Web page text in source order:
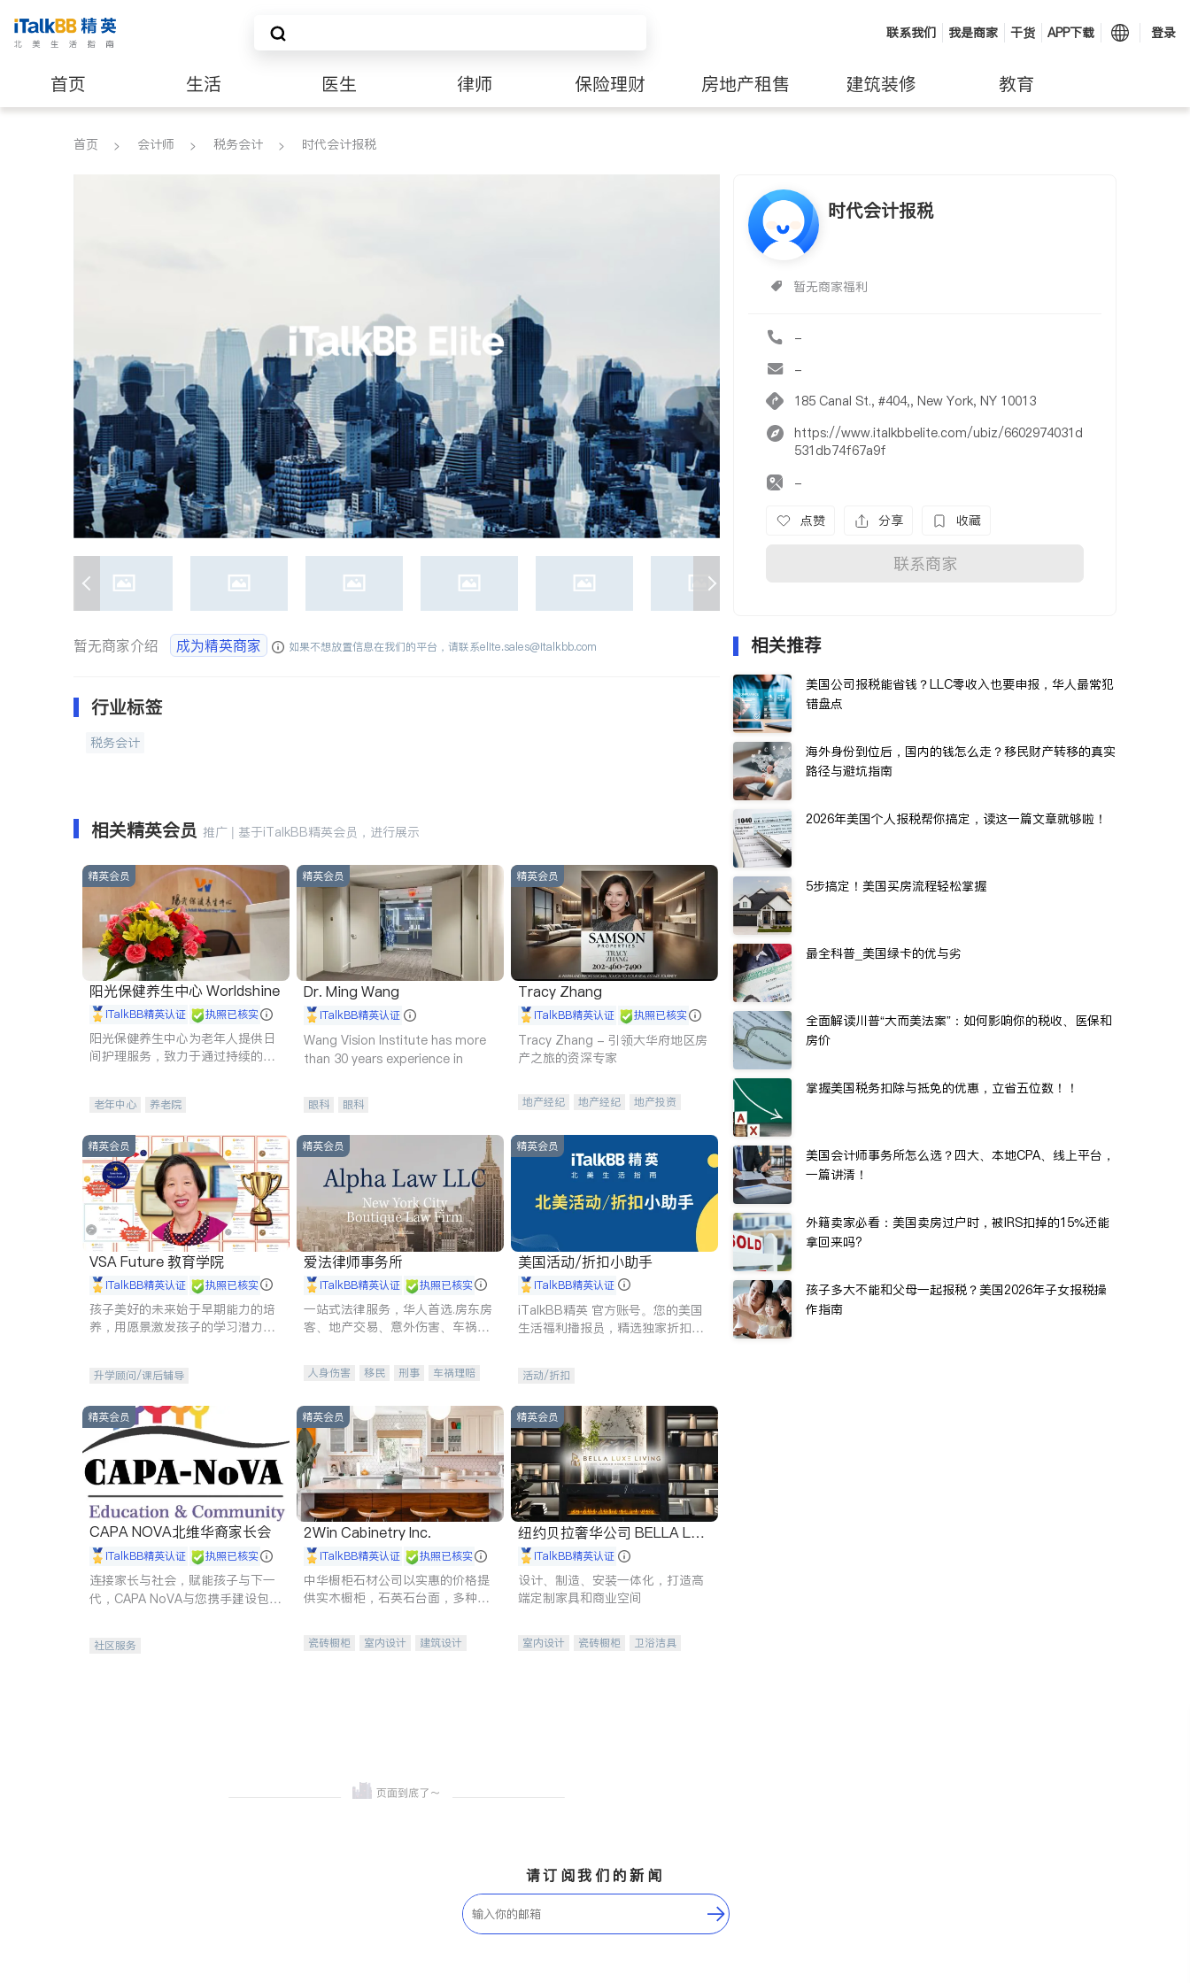
联系我们 我是商家 干货 APP下载 登录
首页 生活 医生 律师 保险理财 房地产租售 建筑装修 教育
养老 非盈利组织
首页 会计师 税务会计 时代会计报税
时代会计报税
暂无商家福利
-
-
185 Canal St., #404,, New York, NY 10013
https://www.italkbbelite.com/ubiz/6602974031d
531db74f67a9f
-
点赞 分享 收藏
联系商家
暂无商家介绍 成为精英商家 如果不想放置信息在我们的平台，请联系elite.sales@italkbb.com
行业标签
税务会计
相关精英会员 推广 | 基于iTalkBB精英会员，进行展示
精英会员
阳光保健养生中心 Worldshine
iTalkBB精英认证 执照已核实
阳光保健养生中心为老年人提供日
间护理服务，致力于通过持续的护
老年中心 养老院
精英会员
Dr. Ming Wang
iTalkBB精英认证
Wang Vision Institute has more
than 30 years experience in
眼科 眼科
精英会员
Tracy Zhang
iTalkBB精英认证 执照已核实
Tracy Zhang - 引领大华府地区房
产之旅的资深专家
地产经纪 地产经纪
地产投资
精英会员
VSA Future 教育学院
iTalkBB精英认证 执照已核实
孩子美好的未来始于早期能力的培
养，用愿景激发孩子的学习潜力和
升学顾问/课后辅导
精英会员
爱法律师事务所
iTalkBB精英认证 执照已核实
一站式法律服务，华人首选.房东房
客、地产交易、意外伤害、车祸重
人身伤害 移民 刑事
车祸理赔
商标注册
索赔 律师-其它 保释
精英会员
美国活动/折扣小助手
iTalkBB精英认证
iTalkBB精英 官方账号。您的美国
生活福利播报员，精选独家折扣、
活动/折扣
精英会员
CAPA NOVA北维华裔家长会
iTalkBB精英认证 执照已核实
连接家长与社会，赋能孩子与下一
代，CAPA NoVA与您携手建设包
社区服务
精英会员
2Win Cabinetry Inc.
iTalkBB精英认证 执照已核实
中华橱柜石材公司以实惠的价格提
供实木橱柜，石英石台面，多种优
机。品质厨房，家的选择。
瓷砖橱柜 室内设计
建筑设计
精英会员
纽约贝拉奢华公司 BELLA LUX
E iTalkBB精英认证
设计、制造、安装一体化，打造高
端定制家具和商业空间
室内设计 瓷砖橱柜
卫浴洁具
相关推荐
美国公司报税能省钱？LLC零收入也要申报，华人最常犯
错盘点
海外身份到位后，国内的钱怎么走？移民财产转移的真实
路径与避坑指南
2026年美国个人报税帮你搞定，读这一篇文章就够啦！
5步搞定！美国买房流程轻松掌握
最全科普_美国绿卡的优与劣
全面解读川普“大而美法案”：如何影响你的税收、医保和
房价
掌握美国税务扣除与抵免的优惠，立省五位数！！
美国会计师事务所怎么选？四大、本地CPA、线上平台，
一篇讲清！
外籍卖家必看：美国卖房过户时，被IRS扣掉的15%还能
拿回来吗?
孩子多大不能和父母一起报税？美国2026年子女报税操
作指南
请订阅我们的新闻